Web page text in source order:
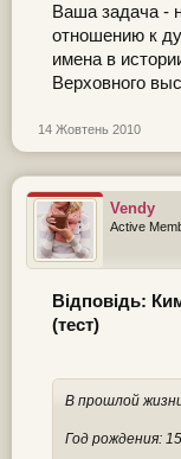
Ваша задача -
отношению к
имена в
Верховного
14 Жовтень 2010
Vendy
Active
Відповідь:
(тест)
В прошлой
Год рождения: